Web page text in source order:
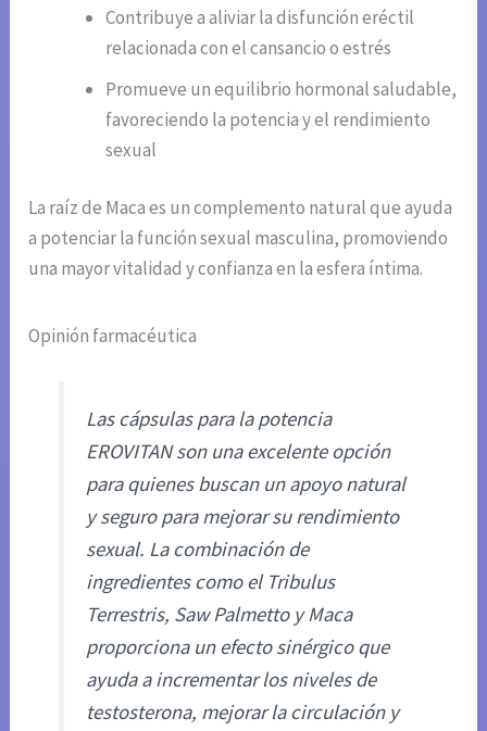
Contribuye a aliviar la disfunción eréctil
relacionada con el cansancio o estrés
Promueve un equilibrio hormonal saludable,
favoreciendo la potencia y el rendimiento
sexual
La raíz de Maca es un complemento natural que ayuda
a potenciar la función sexual masculina, promoviendo
una mayor vitalidad y confianza en la esfera íntima.
Opinión farmacéutica
Las cápsulas para la potencia
EROVITAN son una excelente opción
para quienes buscan un apoyo natural
y seguro para mejorar su rendimiento
sexual. La combinación de
ingredientes como el Tribulus
Terrestris, Saw Palmetto y Maca
proporciona un efecto sinérgico que
ayuda a incrementar los niveles de
testosterona, mejorar la circulación y